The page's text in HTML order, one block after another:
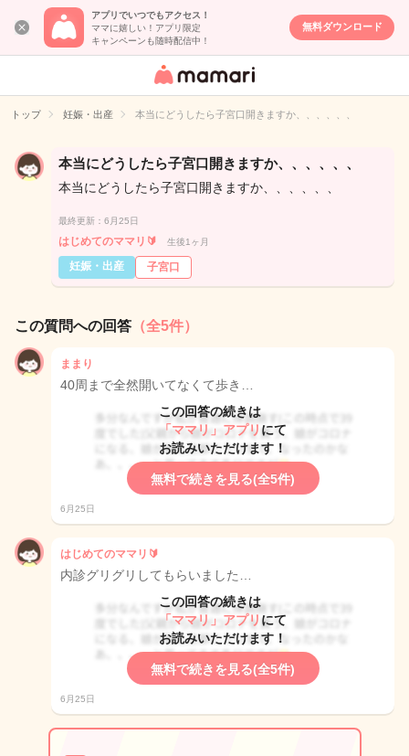
アプリでいつでもアクセス！
ママに嬉しい！アプリ限定
キャンペーンも随時配信中！
無料ダウンロード
女性専用匿名QA
イト
トップ 妊娠・出産 本当にどうしたら子宮口開きますか、、、、、、
本当にどうしたら子宮口開きますか、、、、、、
本当にどうしたら子宮口開きますか、、、、、、
最終更新：6月25日
はじめてのママリ🔰‪ 生後1ヶ月
妊娠・出産 子宮口
この質問への回答 （全5件）
ままり
40周まで全然開いてなくて歩き…
この回答の続きは
「ママリ」アプリ にて
お読みいただけます！
無料で続きを見る(全5件)
6月25日
はじめてのママリ🔰
内診グリグリしてもらいました…
この回答の続きは
「ママリ」アプリ にて
お読みいただけます！
無料で続きを見る(全5件)
6月25日